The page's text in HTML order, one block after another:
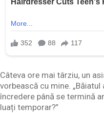
Câteva ore mai târziu, un
vorbească cu mine.
încredere până se termină
luați temporar?”